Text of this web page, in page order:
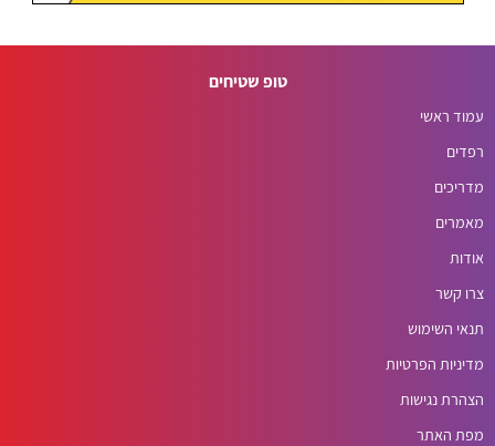
טופ שטיחים
עמוד ראשי
רפדים
מדריכים
מאמרים
אודות
צרו קשר
תנאי השימוש
מדיניות הפרטיות
הצהרת נגישות
מפת האתר